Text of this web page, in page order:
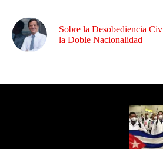
Sobre la Desobediencia
la Doble Nacionalidad